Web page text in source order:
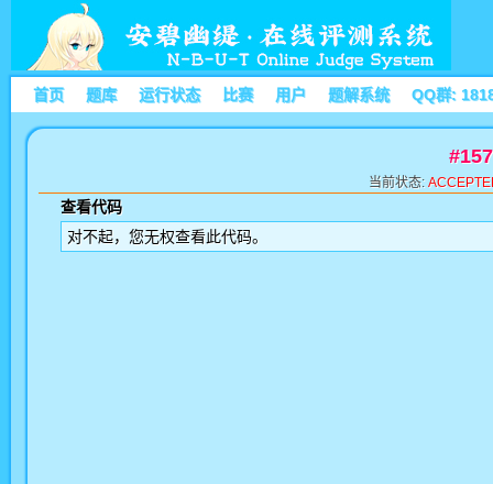
首页 题库 运行状态 比赛 用户 题解系统 QQ群:
当前状态:
查看代码
对不起，您无权查看此代码。